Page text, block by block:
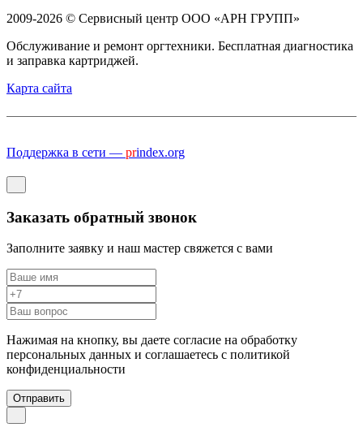
2009-2026 © Сервисный центр ООО «АРН ГРУПП»
Обслуживание и ремонт оргтехники. Бесплатная диагностика
и заправка картриджей.
Карта сайта
Поддержка в сети — prindex.org
Заказать обратный звонок
Заполните заявку и наш мастер свяжется с вами
Нажимая на кнопку, вы даете согласие на обработку
персональных данных и соглашаетесь c политикой
конфиденциальности
Отправить